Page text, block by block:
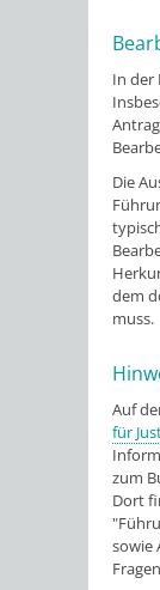
In der
Die
dem
muss.
Auf
für
zum
Dort
sowie